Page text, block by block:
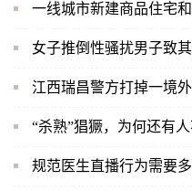
一线城市新建商品住宅
女子推倒性骚扰男子致
江西瑞昌警方打掉一境
“杀熟”猖獗，为何还有人
规范医生直播行为需要